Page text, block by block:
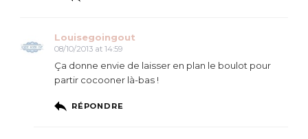
Louisegoingout
08/10/2013 at 14:59
Ça donne envie de laisser en plan le boulot pour
partir cocooner là-bas !
RÉPONDRE